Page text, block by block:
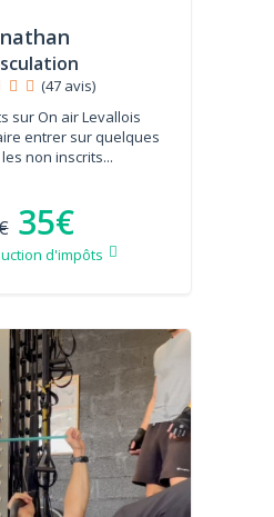
(47 avis)
sur On air Levallois
entrer sur quelques
non inscrits...
35€
d'impôts